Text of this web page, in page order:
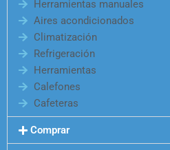
Herramientas manuales
Aires acondicionados
Climatización
Refrigeración
Herramientas
Calefones
Cafeteras
Comprar